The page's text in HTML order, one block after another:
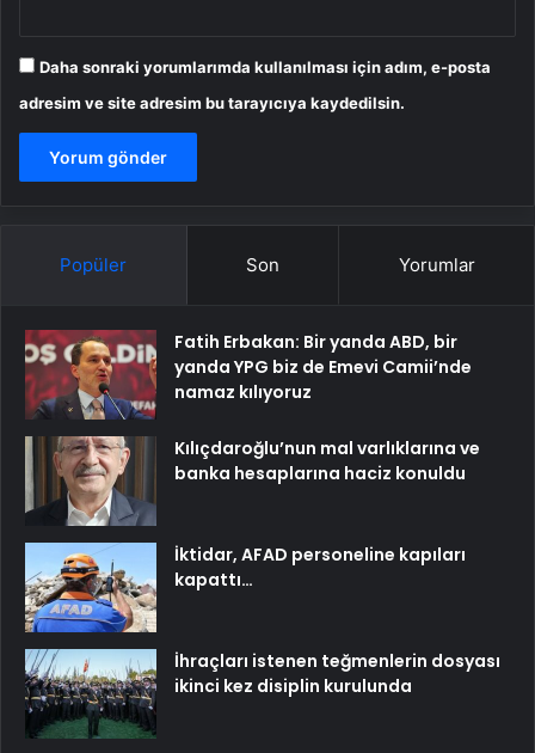
Daha sonraki yorumlarımda kullanılması için adım, e-posta
adresim ve site adresim bu tarayıcıya kaydedilsin.
Popüler Son Yorumlar
Fatih Erbakan: Bir yanda ABD, bir
yanda YPG biz de Emevi Camii’nde
namaz kılıyoruz
Kılıçdaroğlu’nun mal varlıklarına ve
banka hesaplarına haciz konuldu
İktidar, AFAD personeline kapıları
kapattı…
İhraçları istenen teğmenlerin dosyası
ikinci kez disiplin kurulunda